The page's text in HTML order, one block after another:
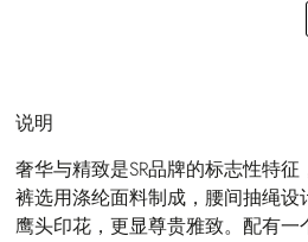
说明
奢华与精致是SR品牌的标志性特
裤选用涤纶面料制成，腰间抽绳
鹰头印花，更显尊贵雅致。配有一